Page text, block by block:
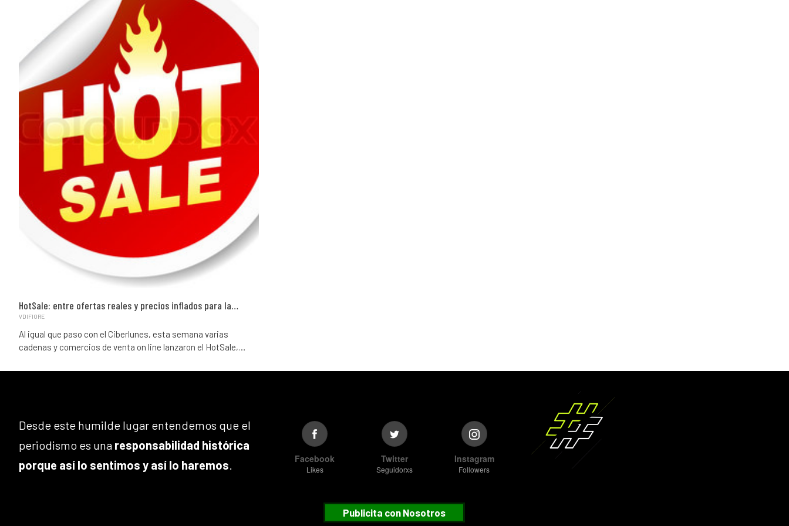
HotSale: entre ofertas reales y precios inflados para la…
VDIFIORE
Al igual que paso con el Ciberlunes, esta semana varias
cadenas y comercios de venta on line lanzaron el HotSale,…
Desde este humilde lugar entendemos que el
periodismo es una responsabilidad histórica
porque así lo sentimos y así lo haremos
Facebook
Likes
Twitter
Seguidorxs
Instagram
Followers
Publicita con Nosotros